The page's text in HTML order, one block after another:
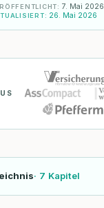
: 7. Mai 2026
: 26. Mai 2026
· 7 Kapitel